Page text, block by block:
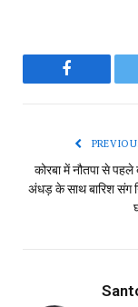
Facebook
कोरबा में नौतपा से पहले
अंधड़ के साथ बारिश संग